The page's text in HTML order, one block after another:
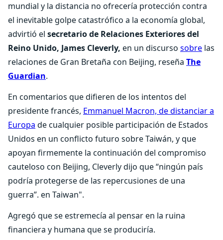
mundial y la distancia no ofrecería protección contra
el inevitable golpe catastrófico a la economía global,
advirtió el secretario de Relaciones Exteriores del
Reino Unido, James Cleverly, en un discurso sobre las
relaciones de Gran Bretaña con Beijing, reseña The
Guardian.
En comentarios que difieren de los intentos del
presidente francés, Emmanuel Macron, de distanciar a
Europa de cualquier posible participación de Estados
Unidos en un conflicto futuro sobre Taiwán, y que
apoyan firmemente la continuación del compromiso
cauteloso con Beijing, Cleverly dijo que “ningún país
podría protegerse de las repercusiones de una
guerra”. en Taiwan".
Agregó que se estremecía al pensar en la ruina
financiera y humana que se produciría.